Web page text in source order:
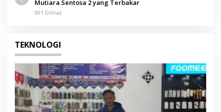
Mutiara Sentosa 2 yang Terbakar
901 Dilihat
TEKNOLOGI